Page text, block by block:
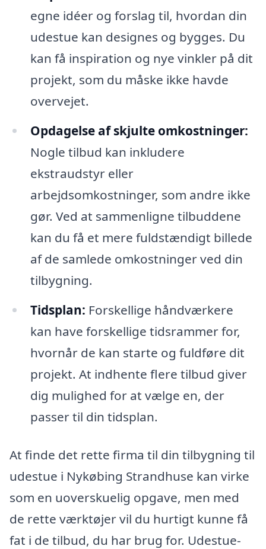
egne idéer og forslag til, hvordan din
udestue kan designes og bygges. Du
kan få inspiration og nye vinkler på dit
projekt, som du måske ikke havde
overvejet.
Opdagelse af skjulte omkostninger:
Nogle tilbud kan inkludere
ekstraudstyr eller
arbejdsomkostninger, som andre ikke
gør. Ved at sammenligne tilbuddene
kan du få et mere fuldstændigt billede
af de samlede omkostninger ved din
tilbygning.
Tidsplan: Forskellige håndværkere
kan have forskellige tidsrammer for,
hvornår de kan starte og fuldføre dit
projekt. At indhente flere tilbud giver
dig mulighed for at vælge en, der
passer til din tidsplan.
At finde det rette firma til din tilbygning til
udestue i Nykøbing Strandhuse kan virke
som en uoverskuelig opgave, men med
de rette værktøjer vil du hurtigt kunne få
fat i de tilbud, du har brug for. Udestue-